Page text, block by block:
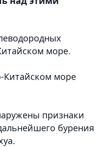
море.
Китайском море
признаки
бурения